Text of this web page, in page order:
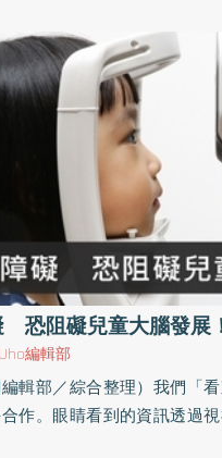
，衛教可預防疾病並減少其
病情、療程及癒後狀況，進
且維持良好生活品質。對於
行熬煮養生茶飲服用以降低
太強當心視力受損紫外線屬
破壞，因此沒有被衣物所保
的紫外線照射後，就很容易
，若沒有做好防護，短時間
下，就很容易造成皮膚曬痛
狀的光害性角膜炎。早期白
立聯合醫院陽明院區眼科主
較不會因紫外線而造成傷害
天生的晶狀體與人工水晶體
線曝露而造成視網膜黃斑
戴太陽眼鏡張庭嘉醫師提醒
陽傘以及戴太陽眼鏡。一般
色系列的太陽眼鏡，對於短
可選擇鏡片與鏡框較大的
年記得到眼科做一次眼睛健
恐阻礙兒童大腦發展
Uho編輯部
編輯部／綜合整理）我們「
作。眼睛看到的資訊透過